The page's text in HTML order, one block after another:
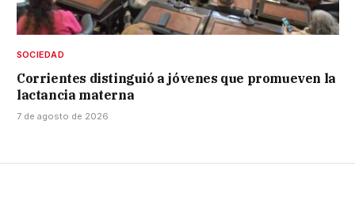
SOCIEDAD
Corrientes distinguió a jóvenes que promueven la
lactancia materna
7 de agosto de 2026